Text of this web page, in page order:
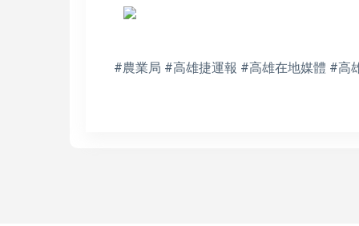
#農業局 #高雄捷運報 #高雄在地媒體 #高